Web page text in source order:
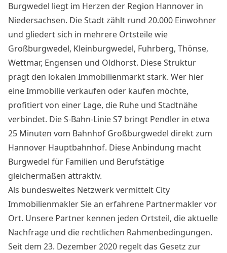
Burgwedel liegt im Herzen der Region Hannover in
Niedersachsen. Die Stadt zählt rund 20.000 Einwohner
und gliedert sich in mehrere Ortsteile wie
Großburgwedel, Kleinburgwedel, Fuhrberg, Thönse,
Wettmar, Engensen und Oldhorst. Diese Struktur
prägt den lokalen Immobilienmarkt stark. Wer hier
eine Immobilie verkaufen oder kaufen möchte,
profitiert von einer Lage, die Ruhe und Stadtnähe
verbindet. Die S-Bahn-Linie S7 bringt Pendler in etwa
25 Minuten vom Bahnhof Großburgwedel direkt zum
Hannover Hauptbahnhof. Diese Anbindung macht
Burgwedel für Familien und Berufstätige
gleichermaßen attraktiv.
Als bundesweites Netzwerk vermittelt City
Immobilienmakler Sie an erfahrene Partnermakler vor
Ort. Unsere Partner kennen jeden Ortsteil, die aktuelle
Nachfrage und die rechtlichen Rahmenbedingungen.
Seit dem 23. Dezember 2020 regelt das Gesetz zur